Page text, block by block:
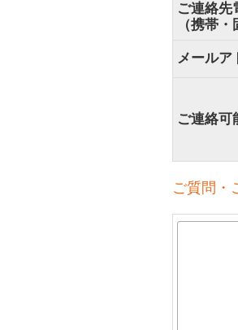
ご連絡先
（携帯・
メールア
ご連絡可
ご質問・